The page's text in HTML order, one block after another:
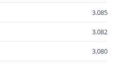
3.085
3.082
3.080